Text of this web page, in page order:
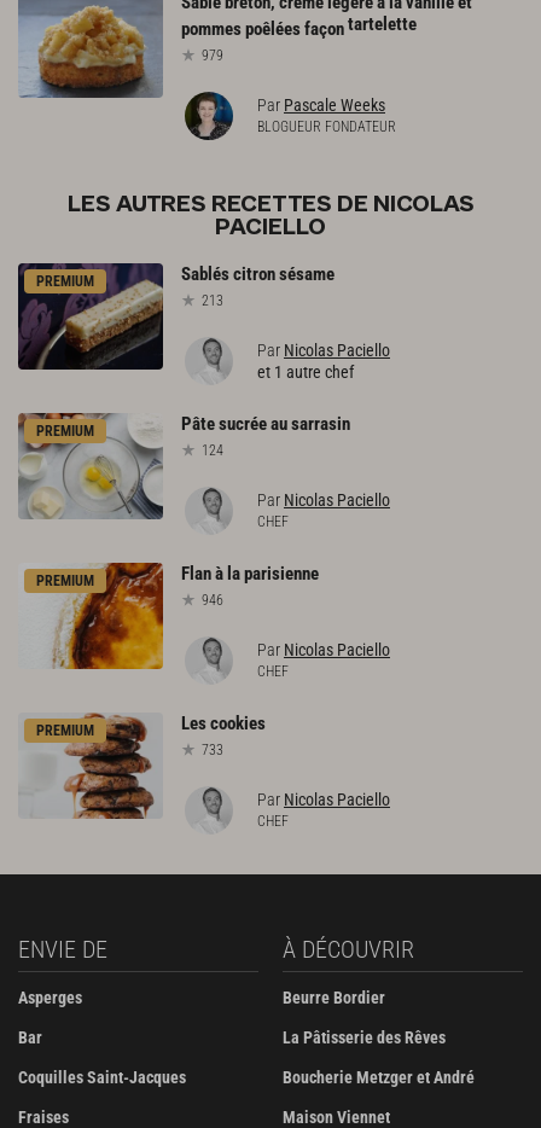
pommes poêlées façontartelette
979
Par Pascale Weeks
BLOGUEUR FONDATEUR
LES AUTRES RECETTES DE NICOLAS
PACIELLO
PREMIUM Sabléscitronsésame
213
Par Nicolas Paciello
et 1 autre chef
PREMIUM Pâtesucréeausarrasin
124
Par Nicolas Paciello
CHEF
PREMIUM Flanà laparisienne
946
Par Nicolas Paciello
CHEF
PREMIUM Lescookies
733
Par Nicolas Paciello
CHEF
ENVIE DE
Asperges
Bar
Coquilles Saint-Jacques
Fraises
À DÉCOUVRIR
Beurre Bordier
La Pâtisserie des Rêves
Boucherie Metzger et André
Maison Viennet